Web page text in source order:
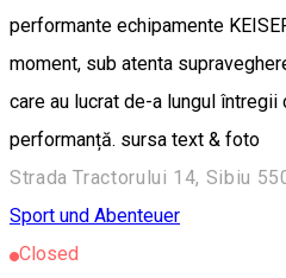
performante echipamente
moment, sub atenta
care au lucrat de-a lungul
performanță. sursa text & foto
Strada Tractorului 14, Sibiu
Sport und Abenteuer
Closed